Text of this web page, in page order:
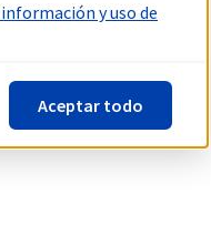
y uso de
Aceptar todo